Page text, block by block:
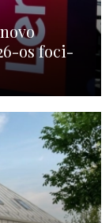
os foci-